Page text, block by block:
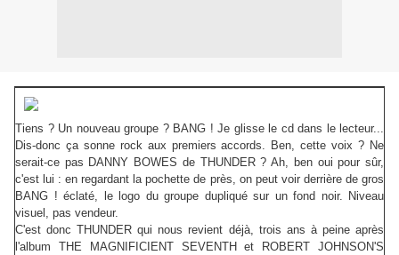
Tiens ? Un nouveau groupe ? BANG ! Je glisse le cd dans le lecteur...
Dis-donc ça sonne rock aux premiers accords. Ben, cette voix ? Ne
serait-ce pas DANNY BOWES de THUNDER ? Ah, ben oui pour sûr,
c'est lui : en regardant la pochette de près, on peut voir derrière de gros
BANG ! éclaté, le logo du groupe dupliqué sur un fond noir. Niveau
visuel, pas vendeur.
C'est donc THUNDER qui nous revient déjà, trois ans à peine après
l'album THE MAGNIFICIENT SEVENTH et ROBERT JOHNSON'S